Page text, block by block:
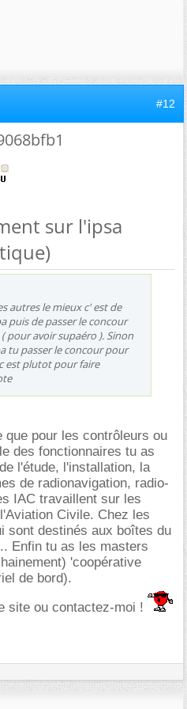
#12
sur l'ipsa
autres le mieux c' est de
puis de passer le concour
pour avoir supaéro ). Sinon
tu passer le concour pour
est plutot pour faire
que pour les contrôleurs ou
des fonctionnaires tu as
l'étude, l'installation, la
de radionavigation, radio-
IAC travaillent sur les
Civile. Chez les
sont destinés aux boîtes du
Enfin tu as les masters
'coopérative
de bord).
site ou contactez-moi !